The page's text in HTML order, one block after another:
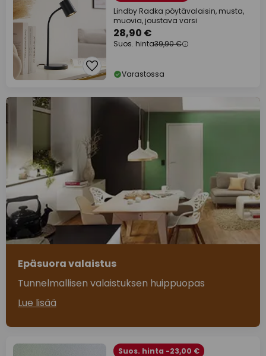
Lindby Radka pöytävalaisin, musta,
muovia, joustava varsi
28,90 €
Suos. hinta39,90 €
Varastossa
Epäsuora valaistus
Tunnelmallisen valaistuksen huippuopas
Lue lisää
Suos. hinta -23,00 €